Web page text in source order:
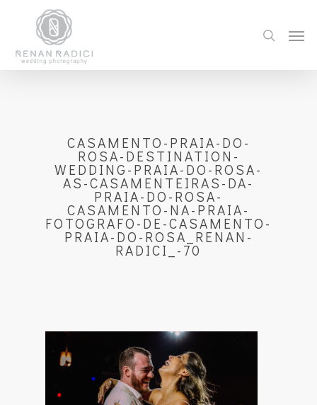
CASAMENTO-PRAIA-DO-
ROSA-DESTINATION-
WEDDING-PRAIA-DO-ROSA-
AS-CASAMENTEIRAS-DA-
PRAIA-DO-ROSA-
CASAMENTO-NA-PRAIA-
FOTOGRAFO-DE-CASAMENTO-
PRAIA-DO-ROSA_RENAN-
RADICI_-70